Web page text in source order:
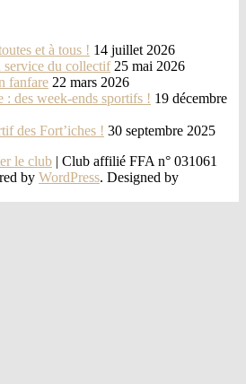
et à tous ! 14 juillet 2026
service du collectif 25 mai 2026
fanfare 22 mars 2026
: des week-ends sportifs ! 19 décembre
des Fort’iches ! 30 septembre 2025
le club | Club affilié FFA n° 031061
by WordPress. Designed by